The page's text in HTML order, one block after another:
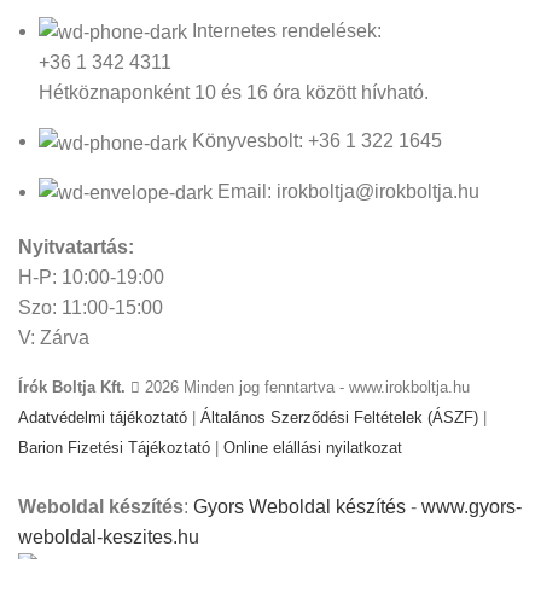
Internetes rendelések:
+36 1 342 4311
Hétköznaponként 10 és 16 óra között hívható.
Könyvesbolt: +36 1 322 1645
Email: irokboltja@irokboltja.hu
Nyitvatartás:
H-P: 10:00-19:00
Szo: 11:00-15:00
V: Zárva
Írók Boltja Kft.
2026 Minden jog fenntartva - www.irokboltja.hu
Adatvédelmi tájékoztató
Általános Szerződési Feltételek (ÁSZF)
Barion Fizetési Tájékoztató
Online elállási nyilatkozat
Weboldal készítés: Gyors Weboldal készítés - www.gyors-
weboldal-keszites.hu